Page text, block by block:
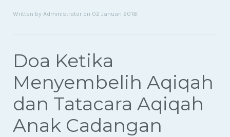
Written by Administrator on 02 Januari 2018.
Doa Ketika
Menyembelih Aqiqah
dan Tatacara Aqiqah
Anak Cadangan